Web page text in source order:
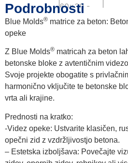
Podrobnosti
Blue Molds® matrice za beton:
opeke
Z Blue Molds® matricah za beton
betonske bloke z avtentičnim
Svoje projekte obogatite s
harmonično vključite te betonske
vrta ali krajine.
Prednosti na kratko:
-Videz opeke: Ustvarite klasičen,
opečni zid z vzdržljivostjo betona.
– Estetska izboljšava: Povečajte